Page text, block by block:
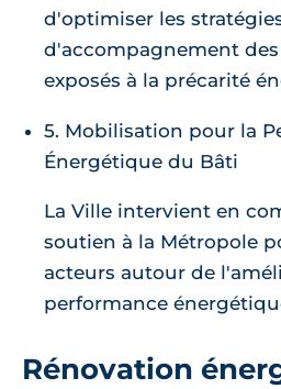
d'optimiser les
d'accompagnement
exposés à la précarité
5. Mobilisation pour la
Énergétique du Bâti
La Ville intervient en
soutien à la Métropole
acteurs autour de
performance
Rénovation